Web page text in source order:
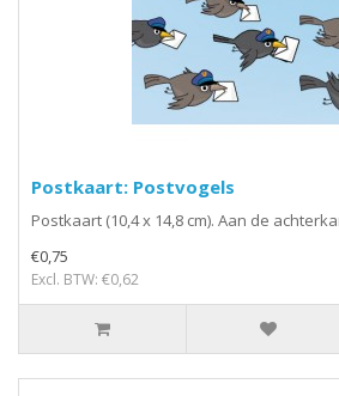
Postkaart: Postvogels
Postkaart (10,4 x 14,8 cm). Aan de
€0,75
Excl. BTW: €0,62